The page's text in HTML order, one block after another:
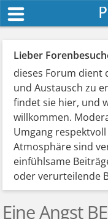
Lieber
dieses Forum dient
und Austausch zu
findet sie hier, und
willkommen.
Umgang
Atmosphäre sind
einfühlsame
oder verurteilende
Eine Angst